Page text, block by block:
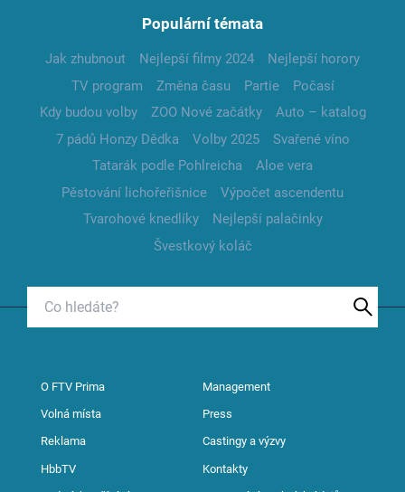
Populární témata
Jak zhubnout Nejlepší filmy 2024
Nejlepší horory
TV program
Změna času Partie
Počasí
Kdy budou volby
ZOO Nové začátky
Auto – katalog
7 pádů Honzy Dědka
Volby 2025
Svařené víno
Tatarák podle Pohlreicha
Aloe vera
Pěstování lichořeřišnice
Výpočet ascendentu
Tvarohové knedlíky
Nejlepší palačinky
Švestkový koláč
O FTV Prima Management
Volná místa Press
Reklama Castingy a výzvy
HbbTV Kontakty